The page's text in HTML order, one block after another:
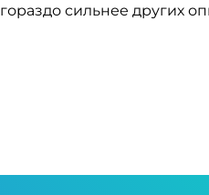
сильнее других